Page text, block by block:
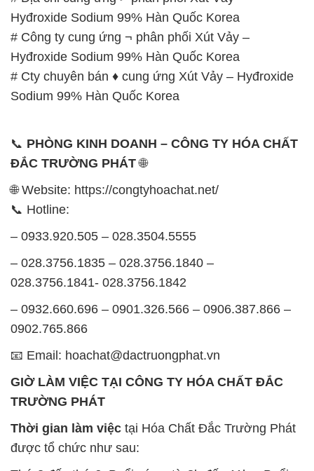
Sodium 99% Hàn Quốc Korea
📞PHÒNG KINH DOANH – CÔNG TY HÓA CHẤT
ĐẮC TRƯỜNG PHÁT🌐
🌐 Website: https://congtyhoachat.net/
– 0933.920.505 – 028.3504.5555
028.3756.1841- 028.3756.1842
0902.765.866
📧 Email: hoachat@dactruongphat.vn
TRƯỜNG PHÁT
được tổ chức như sau:
Thứ 2 đến thứ 6: Buổi sáng: từ 8h đến 11h – Buổi
chiều: từ 12h30 đến 17h
Thứ 7: Buổi sáng: từ 8h đến 11h – Buổi chiều: từ
12h30 đến 16h